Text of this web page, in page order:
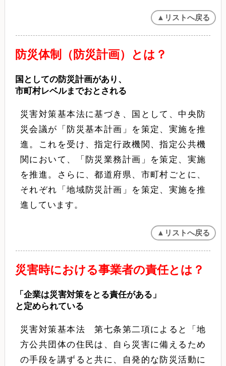
▲リストへ戻る
防災体制（防災計画）とは？
国としての防災計画があり、
市町村レベルまでおとされる
災害対策基本法に基づき、国として、中央防
災会議が「防災基本計画」を策定、実施を推
進。これを受け、指定行政機関、指定公共機
関において、「防災業務計画」を策定、実施
を推進。さらに、都道府県、市町村ごとに、
それぞれ「地域防災計画」を策定、実施を推
進しています。
▲リストへ戻る
災害時における事業者の責任とは？
「企業は災害対策をとる責任がある」
と定められている
災害対策基本法 第七条第二項によると「地
方公共団体の住民は、自ら災害に備えるため
の手段を講ずると共に、自発的な防災活動に